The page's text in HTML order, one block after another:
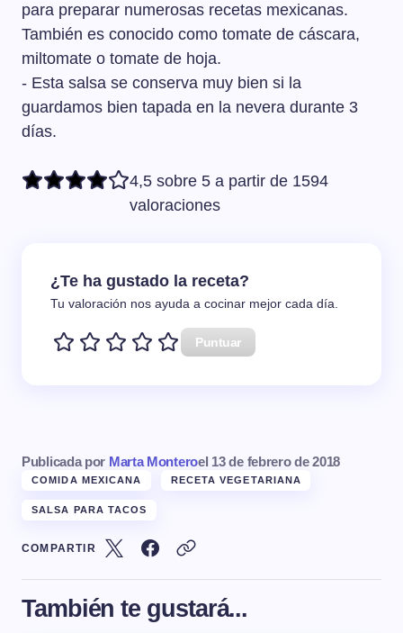
para preparar numerosas recetas mexicanas.
También es conocido como tomate de cáscara,
miltomate o tomate de hoja.
- Esta salsa se conserva muy bien si la
guardamos bien tapada en la nevera durante 3
días.
4,5 sobre 5 a partir de 1594
valoraciones
¿Te ha gustado la receta?
Tu valoración nos ayuda a cocinar mejor cada día.
Puntuar
Publicada por Marta Monteroel 13 de febrero de 2018
COMIDA MEXICANA RECETA VEGETARIANA
SALSA PARA TACOS
COMPARTIR
También te gustará...